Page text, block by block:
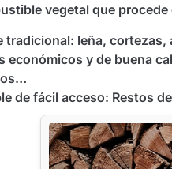
vegetal que
tradicional: leña,
económicos y de buena
de fácil acceso: Restos